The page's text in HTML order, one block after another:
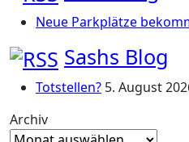
Neue Parkplätze
Sashs Blog
Totstellen? 5. August
Archiv